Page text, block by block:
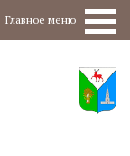
Главное меню